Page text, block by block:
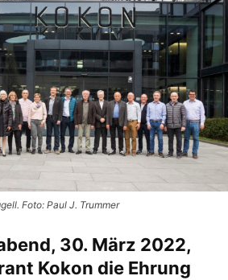
Foto: Paul J. Trummer
30. März 2022,
Kokon die Ehrung